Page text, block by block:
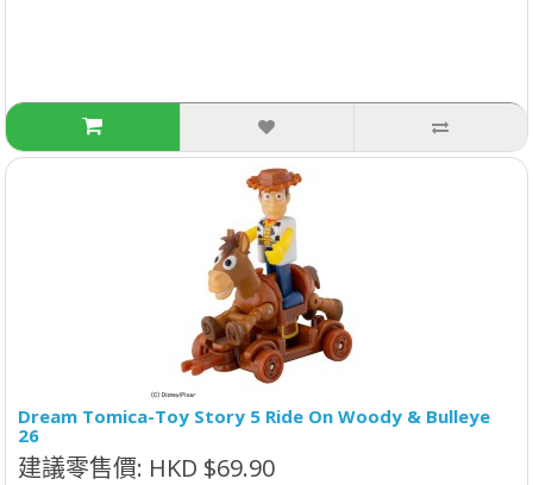
Dream Tomica-Toy Story 5 Ride On Woody & Bulleye
26
建議零售價: HKD $69.90